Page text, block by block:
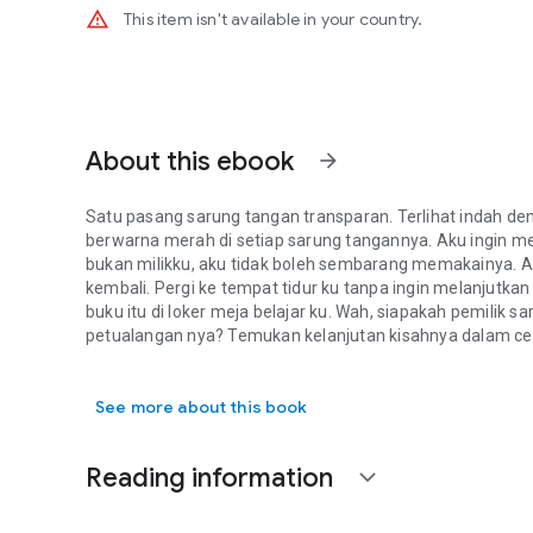
warning_amber This item isn't available in your country.
About this ebook arrow_forward
Satu pasang sarung tangan transparan. Terlihat indah
berwarna merah di setiap sarung tangannya. Aku ingin
bukan milikku, aku tidak boleh sembarang memakainya.
kembali. Pergi ke tempat tidur ku tanpa ingin
buku itu di loker meja belajar ku. Wah, siapakah pemilik
petualangan nya? Temukan kelanjutan kisahnya dalam
See more about this book
Reading information expand_more